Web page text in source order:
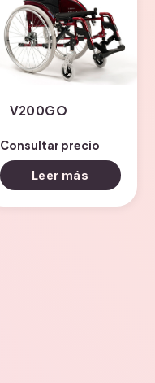
V200GO
Consultar precio
Leer más